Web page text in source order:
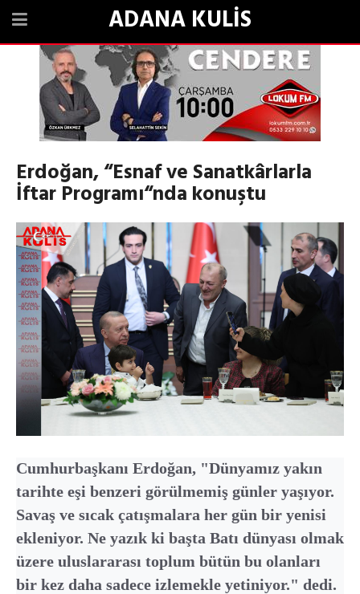
ADANA KULİS
Erdoğan, “Esnaf ve Sanatkârlarla
İftar Programı“nda konuştu
Cumhurbaşkanı Erdoğan, "Dünyamız yakın
tarihte eşi benzeri görülmemiş günler yaşıyor.
Savaş ve sıcak çatışmalara her gün bir yenisi
ekleniyor. Ne yazık ki başta Batı dünyası olmak
üzere uluslararası toplum bütün bu olanları
bir kez daha sadece izlemekle yetiniyor." dedi.